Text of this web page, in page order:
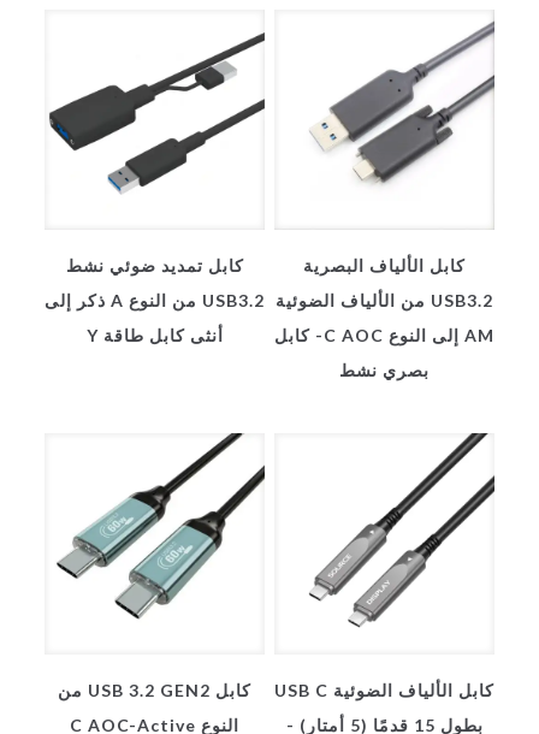
كابل الألياف البصرية
USB3.2 من الألياف الضوئية
AM إلى النوع C AOC- كابل
بصري نشط
كابل تمديد ضوئي نشط
USB3.2 من النوع A ذكر إلى
أنثى كابل طاقة Y
كابل الألياف الضوئية USB C
بطول 15 قدمًا (5 أمتار) -
كابل USB 3.2 GEN2 من
النوع C AOC-Active